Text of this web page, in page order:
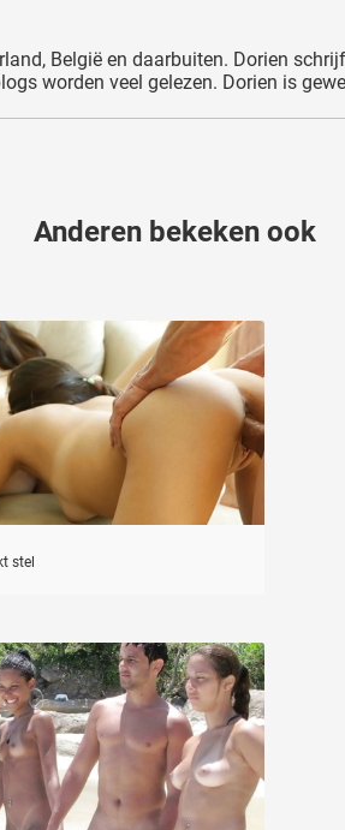
België en daarbuiten. Dorien
worden veel gelezen. Dorien is
Anderen bekeken ook
stel